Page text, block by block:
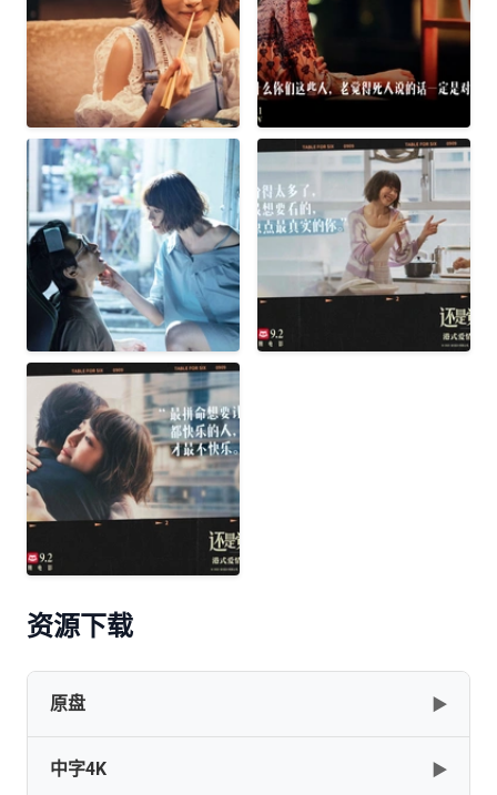
资源下载
原盘 ▶
还是觉得你最好[国语配音+中文字
中字4K ▶